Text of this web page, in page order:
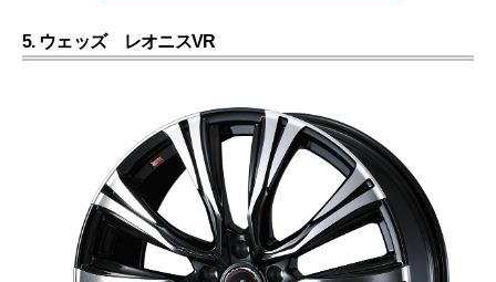
5. ウェッズ レオニスVR